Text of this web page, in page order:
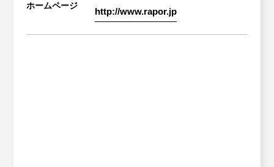
ホームページ
http://www.rapor.jp